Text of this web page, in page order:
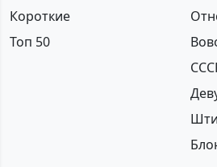
Короткие
Топ 50